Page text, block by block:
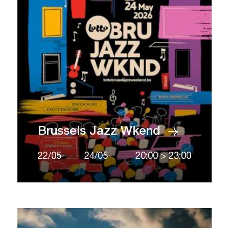
Brussels Jazz Wkend
22/05 24/05 20:00 > 23:00